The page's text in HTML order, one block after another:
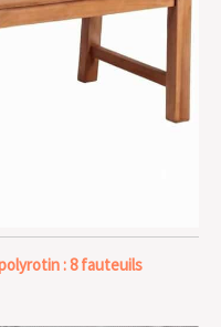
: 8 fauteuils